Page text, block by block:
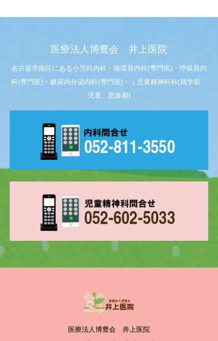
医療法人博豊会 井上医院
名古屋市南区にある小児科内科・循環器内科(専門医)・呼吸器内
科(専門医)・糖尿内分泌内科(専門医)・ｊ児童精神科科(就学前、
児童、思春期)
医療法人博豊会 井上医院